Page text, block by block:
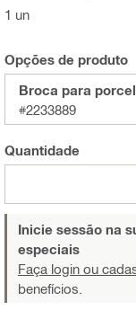
1 un
Opções de produto
Broca para
#2233889
Quantidade
Inicie sessão na
especiais
Faça login ou
benefícios.